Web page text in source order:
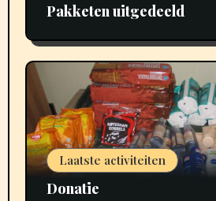
Pakketen uitgedeeld
Laatste activiteiten
Donatie